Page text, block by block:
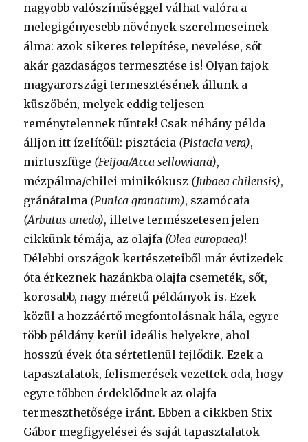
nagyobb valószínűséggel válhat valóra a
melegigényesebb növények szerelmeseinek
álma: azok sikeres telepítése, nevelése, sőt
akár gazdaságos termesztése is! Olyan fajok
magyarországi termesztésének állunk a
küszöbén, melyek eddig teljesen
reménytelennek tűntek! Csak néhány példa
álljon itt ízelítőül: pisztácia (Pistacia vera),
mirtuszfüge (Feijoa/Acca sellowiana),
mézpálma/chilei minikókusz (Jubaea chilensis),
gránátalma (Punica granatum), szamócafa
(Arbutus unedo), illetve természetesen jelen
cikkünk témája, az olajfa (Olea europaea)!
Délebbi országok kertészeteiből már évtizedek
óta érkeznek hazánkba olajfa csemeték, sőt,
korosabb, nagy méretű példányok is. Ezek
közül a hozzáértő megfontolásnak hála, egyre
több példány kerül ideális helyekre, ahol
hosszú évek óta sértetlenül fejlődik. Ezek a
tapasztalatok, felismerések vezettek oda, hogy
egyre többen érdeklődnek az olajfa
termeszthetősége iránt. Ebben a cikkben Stix
Gábor megfigyelései és saját tapasztalatok